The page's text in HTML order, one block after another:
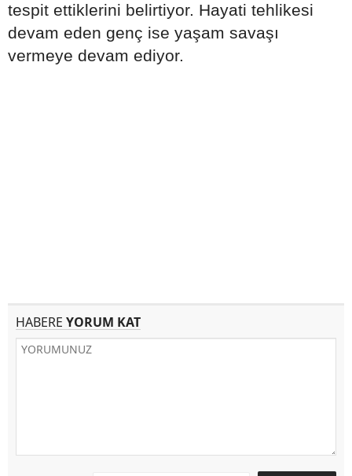
tespit ettiklerini belirtiyor. Hayati tehlikesi
devam eden genç ise yaşam savaşı
vermeye devam ediyor.
HABERE YORUM KAT